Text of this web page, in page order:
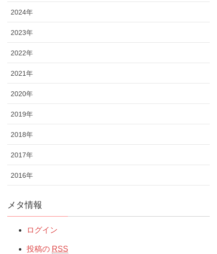
2024年
2023年
2022年
2021年
2020年
2019年
2018年
2017年
2016年
メタ情報
ログイン
投稿の RSS